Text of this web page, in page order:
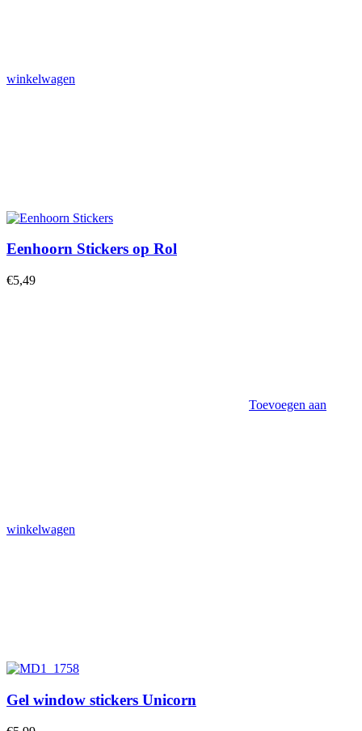
winkelwagen
Eenhoorn Stickers op Rol
€5,49
Toevoegen aan
winkelwagen
Gel window stickers Unicorn